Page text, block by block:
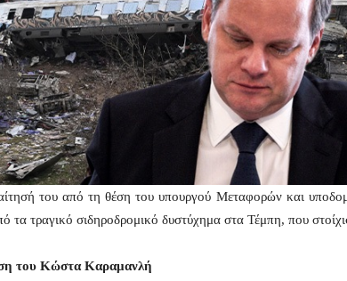
του από τη θέση του υπουργού Μεταφορών και
τα τραγικό σιδηροδρομικό δυστύχημα στα Τέμπη, που
του Κώστα Καραμανλή